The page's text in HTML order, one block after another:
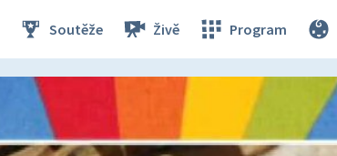
Soutěže Živě Program